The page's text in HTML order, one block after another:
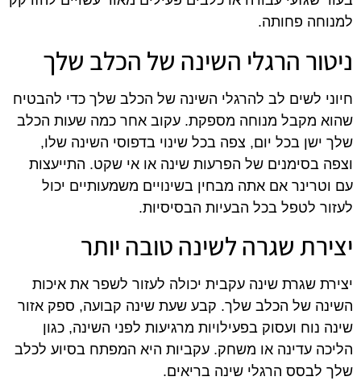
למנוחה פחותה.
ניטור הרגלי השינה של הכלב שלך
חיוני לשים לב להרגלי השינה של הכלב שלך כדי להבטיח
שהוא מקבל מנוחה מספקת. עקוב אחר כמה שעות הכלב
שלך ישן בכל יום, צפה בכל שינוי בדפוסי השינה שלו,
וצפה בסימנים של הפרעות שינה או אי שקט. התייעצות
עם וטרינר אם אתה מבחין בשינויים משמעותיים יכול
לעזור לטפל בכל הבעיות הבסיסיות.
יצירת שגרה לשינה טובה יותר
יצירת שגרת שינה עקבית יכולה לעזור לשפר את איכות
השינה של הכלב שלך. קבע שעת שינה קבועה, ספק אזור
שינה נוח ועסוק בפעילויות מרגיעות לפני השינה, כגון
הליכה עדינה או משחק. עקביות היא המפתח בסיוע לכלב
שלך לבסס הרגלי שינה בריאים.